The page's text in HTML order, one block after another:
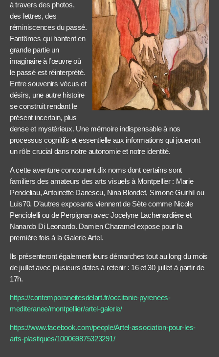
à travers des photos,
des lettres, des
réminiscences du passé.
Fantômes qui hantent en
grande partie un
imaginaire à l’œuvre où
le passé est réinterprété.
Entre souvenirs vécus et
désirs, une autre histoire
se construit rendant le
présent incertain, plus
dense et mystérieux. Une mémoire indispensable à nos
processus cognitifs et essentielle aux informations qui joueront
un rôle crucial dans notre autonomie et notre identité.
A cette aventure concourent dix noms dont certains sont
familiers des amateurs des arts visuels à Montpellier : Marie
Pendeliau, Antoinette Danescu, Nina Blondet, Simone Guirhil ou
Luis70. D’autres exposants viennent de Sète comme Nicole
Penciolelli ou de Perpignan avec Jocelyne Lachenardière et
Nanardo Di Leonardo. Damien Charamel expose pour la
première fois à la Galerie Artel.
Ils présenteront également leurs démarches tout au long du mois
de juillet avec plusieurs dates à retenir : 16 et 30 juillet à partir de
17h.
https://contemporaneitesdelart.fr/occitanie-pyrenees-
mediteranee/montpellier/artel-galerie/
https://www.facebook.com/people/Artel-association-pour-les-
arts-plastiques/100069875323291/